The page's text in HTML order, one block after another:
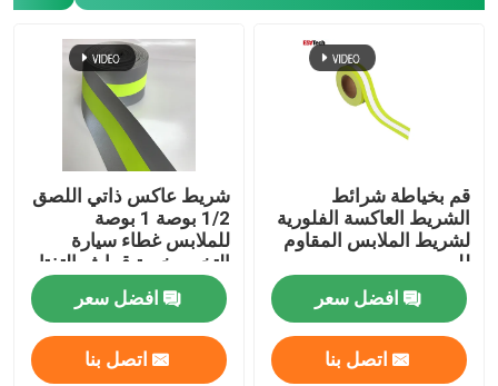
قم بخياطة شرائط
الشريط العاكسة الفلورية
لشريط الملابس المقاوم
للهب
افضل سعر
اتصل بنا
شريط عاكس ذاتي اللصق
1/2 بوصة 1 بوصة
للملابس غطاء سيارة
التخييم خيمة قماش التفتا
افضل سعر
اتصل بنا